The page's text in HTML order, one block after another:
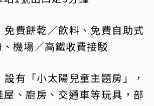
免費餅乾／飲料、免費自助式
機場／高鐵收費接駁
有「小太陽兒童主題房」，
、廚房、交通車等玩具，部